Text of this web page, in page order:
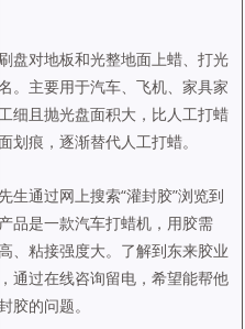
盘对地板和光整地面上蜡、打光
。主要用于汽车、飞机、家具家
细且抛光盘面积大，比人工打蜡
痕，逐渐替代人工打蜡。
生通过网上搜索“灌封胶”浏览到
品是一款汽车打蜡机，用胶需
、粘接强度大。了解到东来胶业
通过在线咨询留电，希望能帮他
胶的问题。